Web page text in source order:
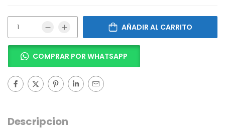
AÑADIR AL CARRITO
COMPRAR POR WHATSAPP
Descripcion